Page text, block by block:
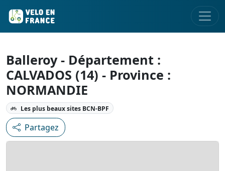
Balleroy - Département :
CALVADOS (14) - Province :
NORMANDIE
Les plus beaux sites BCN-BPF
Partagez